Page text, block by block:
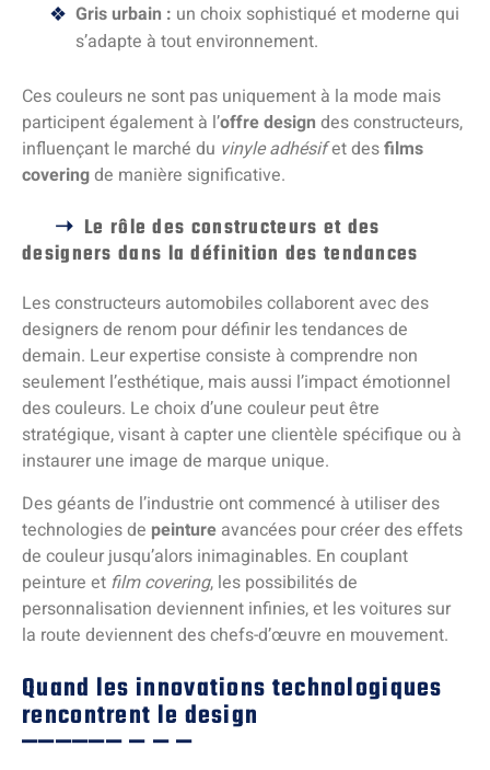
Gris urbain : un choix sophistiqué et moderne qui
s’adapte à tout environnement.
Ces couleurs ne sont pas uniquement à la mode mais
participent également à l’offre design des constructeurs,
influençant le marché du vinyle adhésifet desfilms
coveringde manière significative.
Le rôle des constructeurs et des
designers dans la définition des tendances
Les constructeurs automobiles collaborent avec des
designers de renom pour définir les tendances de
demain. Leur expertise consiste à comprendre non
seulement l’esthétique, mais aussi l’impact émotionnel
des couleurs. Le choix d’une couleur peut être
stratégique, visant à capter une clientèle spécifique ou à
instaurer une image de marque unique.
Des géants de l’industrie ont commencé à utiliser des
technologies de peinture avancées pour créer des effets
de couleur jusqu’alors inimaginables. En couplant
peinture et film covering, les possibilités de
personnalisation deviennent infinies, et les voitures sur
la route deviennent des chefs-d’œuvre en mouvement.
Quand les innovations technologiques
rencontrent le design